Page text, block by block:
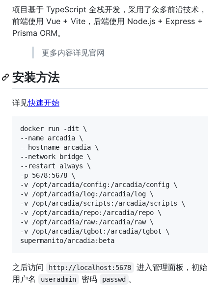
项目基于 TypeScript 全栈开发，采用了众多前沿技术，
前端使用 Vue + Vite，后端使用 Node.js + Express +
Prisma ORM。
更多内容详见官网
安装方法
详见快速开始
docker run -dit \
--name arcadia \
--hostname arcadia \
--network bridge \
--restart always \
-p 5678:5678 \
-v /opt/arcadia/config:/arcadia/config \
-v /opt/arcadia/log:/arcadia/log \
-v /opt/arcadia/scripts:/arcadia/scripts \
-v /opt/arcadia/repo:/arcadia/repo \
-v /opt/arcadia/raw:/arcadia/raw \
-v /opt/arcadia/tgbot:/arcadia/tgbot \
supermanito/arcadia:beta
之后访问 http://localhost:5678
进入管理面板，初始
用户名
useradmin 密码 passwd 。